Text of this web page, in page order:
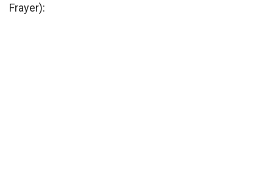
Frayer):